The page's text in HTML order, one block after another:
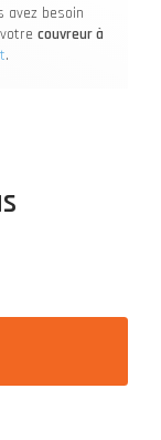
avez besoin
couvreurà
.